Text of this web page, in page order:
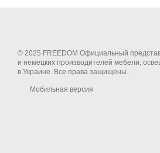
© 2025 FREEDOM Официальный
и немецких производителей мебели,
в Украине. Все права защищены.
Мобильная версия